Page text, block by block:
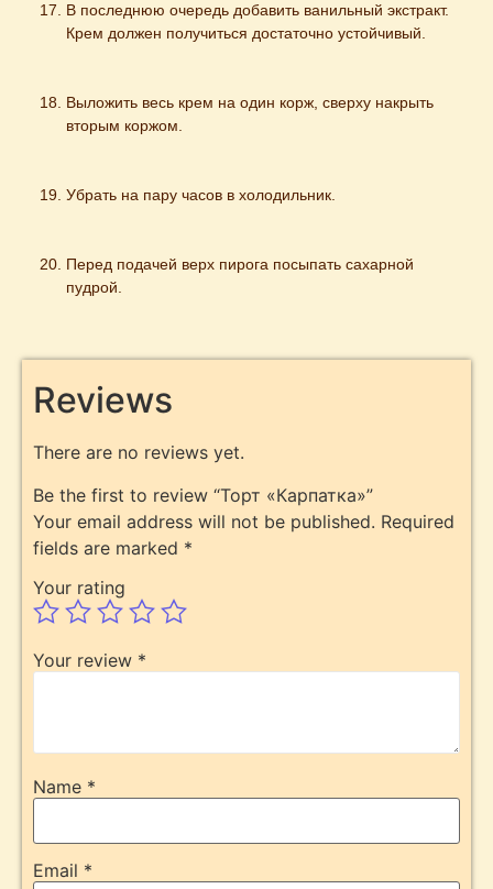
В последнюю очередь добавить ванильный экстракт.
Крем должен получиться достаточно устойчивый.
Выложить весь крем на один корж, сверху накрыть
вторым коржом.
Убрать на пару часов в холодильник.
Перед подачей верх пирога посыпать сахарной
пудрой.
Reviews
There are no reviews yet.
Be the first to review “Торт «Карпатка»”
Your email address will not be published. Required
fields are marked *
Your rating
Your review *
Name *
Email *